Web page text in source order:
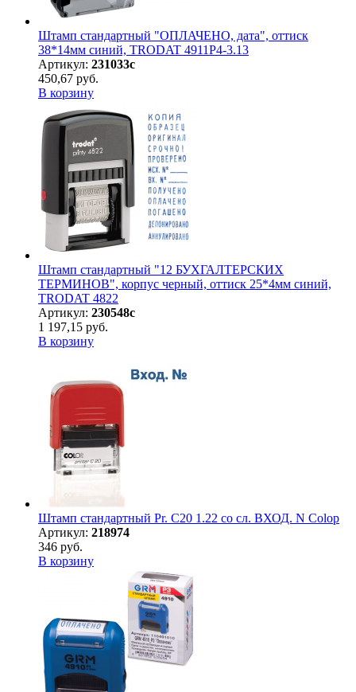
Штамп стандартный "ОПЛАЧЕНО, дата", оттиск
38*14мм синий, TRODAT 4911P4-3.13
Артикул: 231033с
450,67 руб.
В корзину
Штамп стандартный "12 БУХГАЛТЕРСКИХ
ТЕРМИНОВ", корпус черный, оттиск 25*4мм синий,
TRODAT 4822
Артикул: 230548с
1 197,15 руб.
В корзину
Штамп стандартный Pr. C20 1.22 со сл. ВХОД. N Colop
Артикул: 218974
346 руб.
В корзину